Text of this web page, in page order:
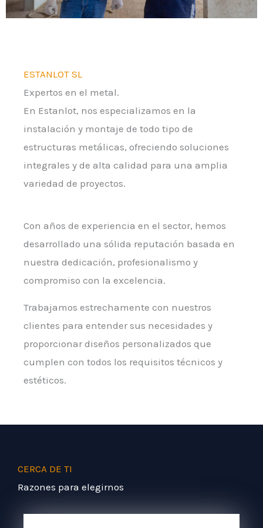
ESTANLOT SL
Expertos en el metal.
En Estanlot, nos especializamos en la
instalación y montaje de todo tipo de
estructuras metálicas, ofreciendo soluciones
integrales y de alta calidad para una amplia
variedad de proyectos.
Con años de experiencia en el sector, hemos
desarrollado una sólida reputación basada en
nuestra dedicación, profesionalismo y
compromiso con la excelencia.
Trabajamos estrechamente con nuestros
clientes para entender sus necesidades y
proporcionar diseños personalizados que
cumplen con todos los requisitos técnicos y
estéticos.
CERCA DE TI
Razones para elegirnos